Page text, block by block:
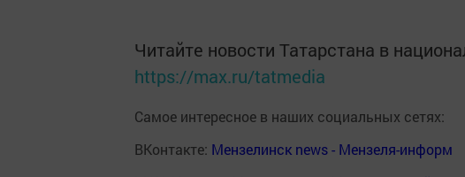
Читайте новости Татарстана в
https://max.ru/tatmedia
Самое интересное в наших социальных сетях:
ВКонтакте: Мензелинск news - Мензеля-информ